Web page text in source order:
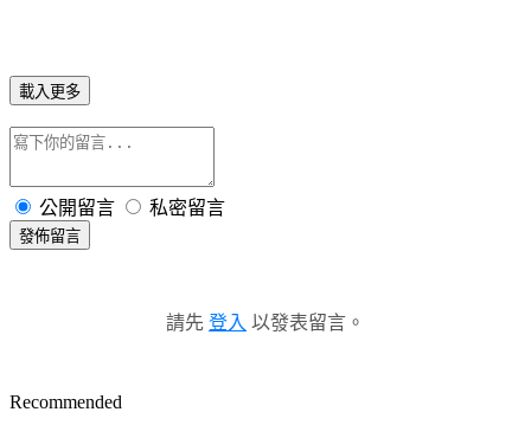
載入更多
公開留言 私密留言
發佈留言
請先 登入 以發表留言。
Recommended